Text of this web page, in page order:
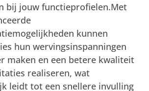
bij jouw functieprofielen.Met
kunnen
hun wervingsinspanningen
maken en een betere kwaliteit
realiseren, wat
leidt tot een snellere invulling